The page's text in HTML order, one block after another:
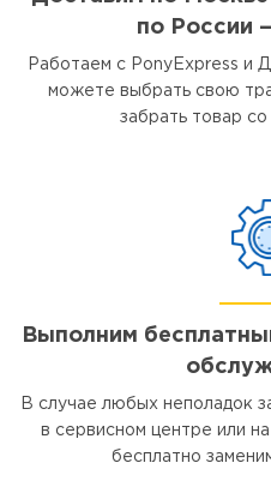
по России
Работаем с PonyExpress и
можете выбрать свою
забрать товар
Выполним
В случае любых неполадок
в сервисном центре или
бесплатно